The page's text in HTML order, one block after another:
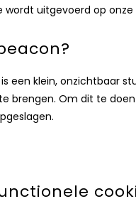
uitgevoerd op
een klein, onzichtbaar
brengen. Om dit te